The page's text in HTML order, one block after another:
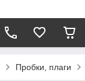
Пробки, плаги